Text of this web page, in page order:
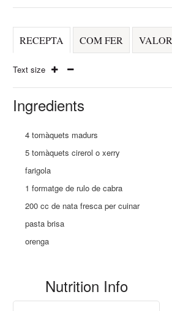
RECEPTA COM FER
Text size
Ingredients
4 tomàquets madurs
5 tomàquets cirerol o xerry
farigola
1 formatge de rulo de cabra
200 cc de nata fresca per cuinar
pasta brisa
orenga
Nutrition Info